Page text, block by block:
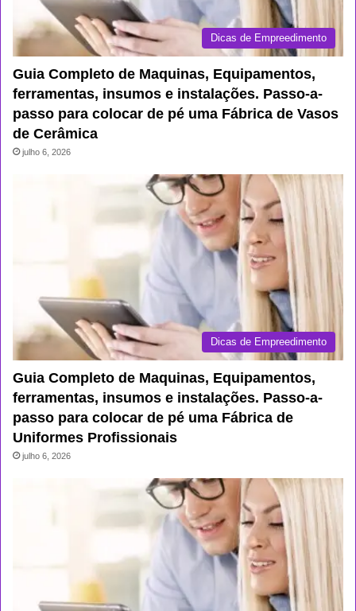
Dicas de Empreedimento
Guia Completo de Maquinas, Equipamentos,
ferramentas, insumos e instalações. Passo-a-
passo para colocar de pé uma Fábrica de Vasos
de Cerâmica
julho 6, 2026
Dicas de Empreedimento
Guia Completo de Maquinas, Equipamentos,
ferramentas, insumos e instalações. Passo-a-
passo para colocar de pé uma Fábrica de
Uniformes Profissionais
julho 6, 2026